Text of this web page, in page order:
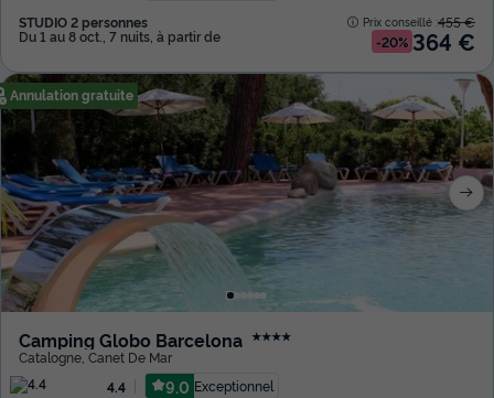
STUDIO 2 personnes
Du 1 au 8 oct., 7 nuits, à partir de
Prix conseillé :455 €
-20% 364 €
Annulation gratuite
Camping Globo Barcelona ★★★★
Catalogne Canet De Mar
4.4
9.0 Exceptionnel